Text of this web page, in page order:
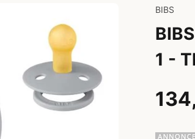
BIBS
1 -